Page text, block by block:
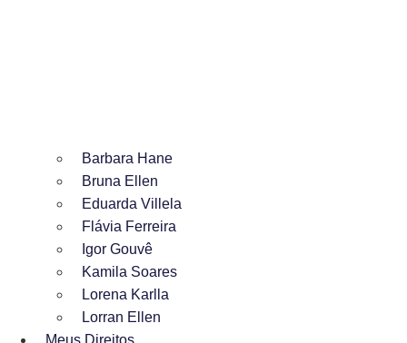
Barbara Hane
Bruna Ellen
Eduarda Villela
Flávia Ferreira
Igor Gouvê
Kamila Soares
Lorena Karlla
Lorran Ellen